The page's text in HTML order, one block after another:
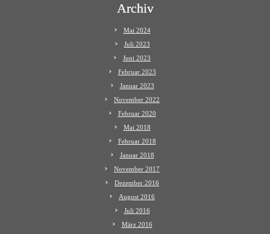
Archiv
Mai 2024
Juli 2023
Juni 2023
Februar 2023
Januar 2023
November 2022
Februar 2020
Mai 2018
Februar 2018
Januar 2018
November 2017
Dezember 2016
August 2016
Juli 2016
März 2016